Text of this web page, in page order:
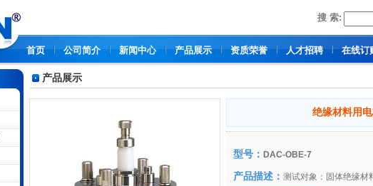
搜 索:
首页 公司简介 新闻中心 产品展示 资质荣誉 人才招聘 在线订
产品展示
绝缘材料用
型号： DAC-OBE-7
产品描述： 测试对象：固体绝缘材